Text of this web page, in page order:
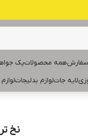
همه محصولاتپک
لایه جاتلوازم بدلیجات
نخ